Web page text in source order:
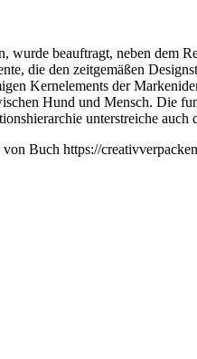
beauftragt, neben dem
die den zeitgemäßen
Kernelements der
Hund und Mensch. Die
unterstreiche auch
von Buch https://